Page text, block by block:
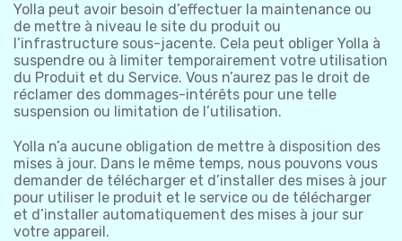
Yolla peut avoir besoin d’effectuer la maintenance ou
de mettre à niveau le site du produit ou
l’infrastructure sous-jacente. Cela peut obliger Yolla à
suspendre ou à limiter temporairement votre utilisation
du Produit et du Service. Vous n’aurez pas le droit de
réclamer des dommages-intérêts pour une telle
suspension ou limitation de l’utilisation.
Yolla n’a aucune obligation de mettre à disposition des
mises à jour. Dans le même temps, nous pouvons vous
demander de télécharger et d’installer des mises à jour
pour utiliser le produit et le service ou de télécharger
et d’installer automatiquement des mises à jour sur
votre appareil.